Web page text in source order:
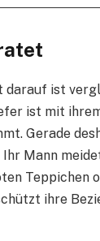
ist
ist mit
Gerade
Mann
Teppichen
ihre